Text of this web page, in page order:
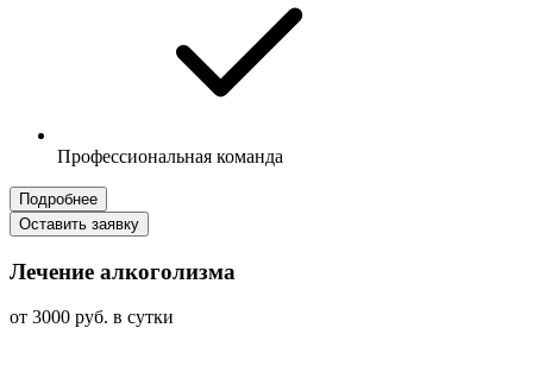
Профессиональная команда
Подробнее
Оставить заявку
Лечение алкоголизма
от 3000 руб. в сутки